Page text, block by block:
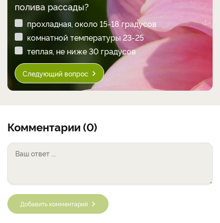
полива рассады?
прохладная, около 15-18 градусов
комнатной температуры 23-25
теплая, не ниже 30 градусов
Следующий вопрос
Комментарии (0)
Добавить комментарий